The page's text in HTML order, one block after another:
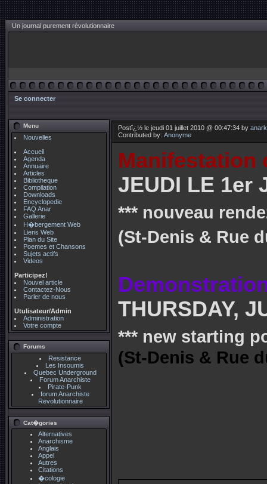
Un journal purement révolutionnaire
Se connecter
Menu
Nouvelles
Accueil
Agenda
Annuaire
Articles
Bibliotheque
Compilation
Downloads
Encyclopedie
FAQ Anar
Gallerie
H�bergement Web
Liens Web
Plan du Site
Poemes et Chansons
Sujets actifs
Videos
Participez!
Nouvel article
Contactez-Nous
Parler de nous
Utulisateur/Admin
Administration
Votre compte
Forums
Resistance
Les Insoumis
Quebec Underground
Forum Anarchiste
Pirate-Punk
forum Anarchiste
Revolutionnaire
Cat�gories
Alternatives
Anarchisme
Anglais
Appel
Autres
Citations
�cologie
Postï¿½ le jeudi 01 juillet 2010 @ 00:47:34 by
Contributed by: Anonyme
Manifestation
JEUDI LE 1er
*** nouveau
(St-Denis & Rue
THURSDAY,
*** new starting
(St-Denis & Rue